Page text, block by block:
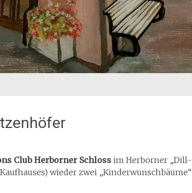
Club Herborner Schloss im Herborner „Dill-
wieder zwei „Kinderwunschbäume“